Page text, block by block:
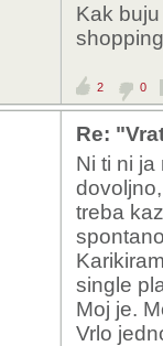
Kak
2 0
Re:
Ni ti ni
treba
single
Moj je.
Vrlo